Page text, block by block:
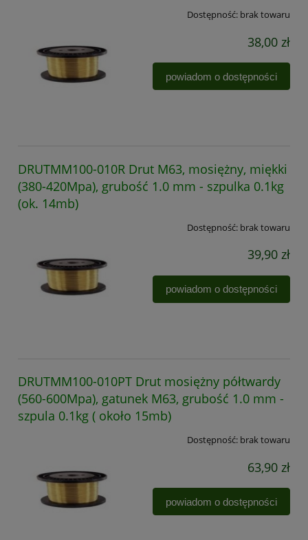
Dostępność: brak towaru
38,00 zł
powiadom o dostępności
DRUTMM100-010R Drut M63, mosiężny, miękki
(380-420Mpa), grubość 1.0 mm - szpulka 0.1kg
(ok. 14mb)
Dostępność: brak towaru
39,90 zł
powiadom o dostępności
DRUTMM100-010PT Drut mosiężny półtwardy
(560-600Mpa), gatunek M63, grubość 1.0 mm -
szpula 0.1kg ( około 15mb)
Dostępność: brak towaru
63,90 zł
powiadom o dostępności